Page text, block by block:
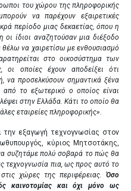
του χώρου της πληροφορικής
να παρέχουν εξαιρετικές
περίοδο μιας δεκαετίας, όπου η
ίδιοι αναζητούσαν μια διέξοδο
θέλω να χαιρετίσω με ενθουσιασμό
στο οικοσύστημα των
οι οποίες έχουν αποδείξει ότι
να προσελκύσουν σημαντικά ξένα
το εξωτερικό ο οποίος είναι
στην Ελλάδα. Κάτι το οποίο θα
εταιρείες πληροφορικής».
εξαγωγή τεχνογνωσίας στον
κύριος Μητσοτάκης,
συζητάμε πολύ σοβαρά το πώς θα
τεχνογνωσία πια, ως προς αυτό το
χώρες της περιφέρειας. Όσο
καινοτομίας και όχι μόνο ως